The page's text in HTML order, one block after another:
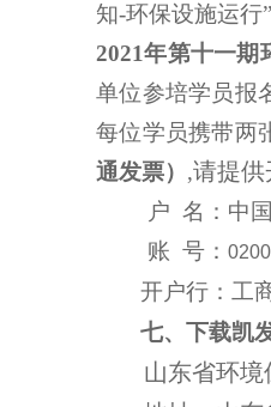
知-环保设施运行
2021年第十一期
单位参培学员报
每位学员携带两
通发票） ,请提供
户 名：中
账 号：
开户行：工
七、下载凯
山东省环境